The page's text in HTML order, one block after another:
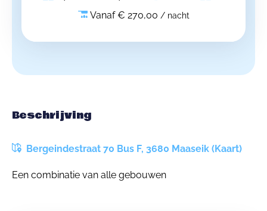
Vanaf € 270,00 / nacht
Beschrijving
Bergeindestraat 70 Bus F, 3680 Maaseik (Kaart)
Een combinatie van alle gebouwen